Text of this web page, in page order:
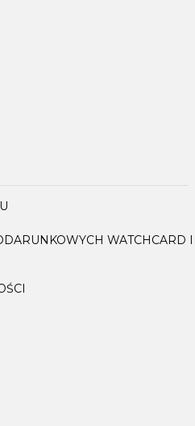
WATCHCARD I